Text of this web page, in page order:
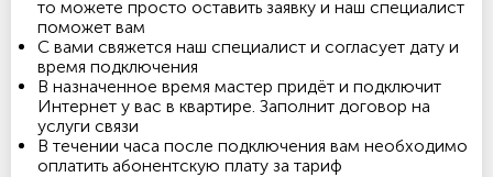
то можете просто оставить заявку и наш специалист
поможет вам
С вами свяжется наш специалист и согласует дату и
время подключения
В назначенное время мастер придёт и подключит
Интернет у вас в квартире. Заполнит договор на
услуги связи
В течении часа после подключения вам необходимо
оплатить абонентскую плату за тариф